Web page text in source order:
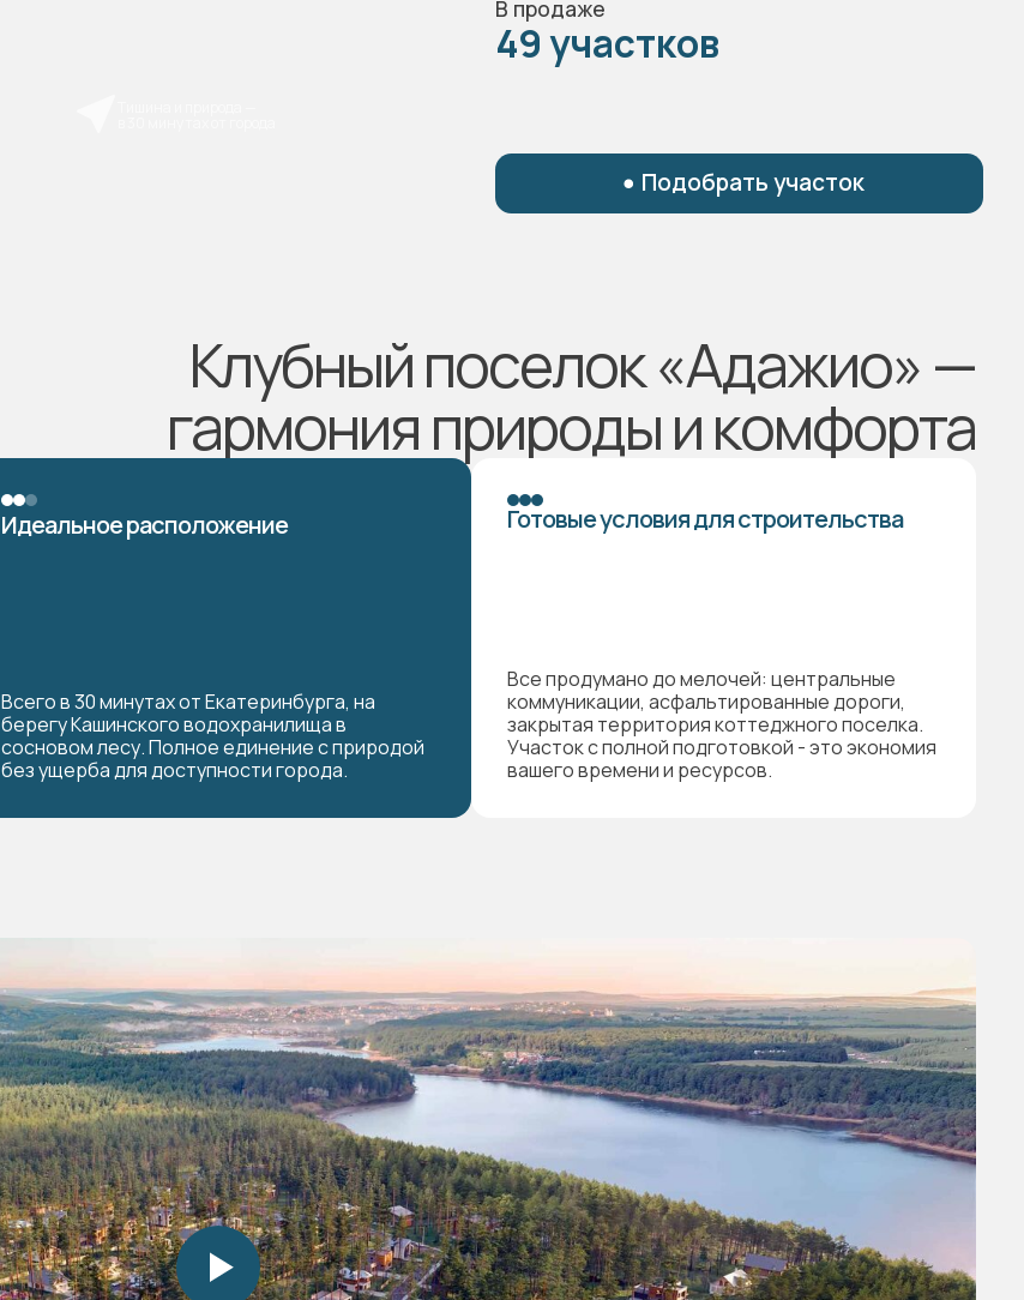
Клубный поселок «Адажио» —
гармония природы и комфорта
Идеальное расположение
Всего в 30 минутах от Екатеринбурга, на
берегу Кашинского водохранилища в
сосновом лесу. Полное единение с природой
без ущерба для доступности города.
Готовые условия для строительства
Все продумано до мелочей: центральные
коммуникации, асфальтированные дороги,
закрытая территория коттеджного поселка.
Участок с полной подготовкой - это экономия
вашего времени и ресурсов.